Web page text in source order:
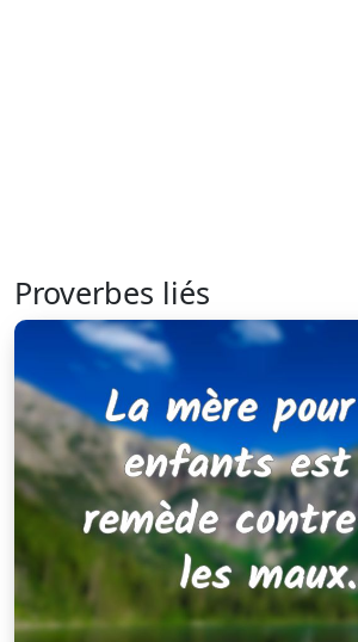
Proverbes liés